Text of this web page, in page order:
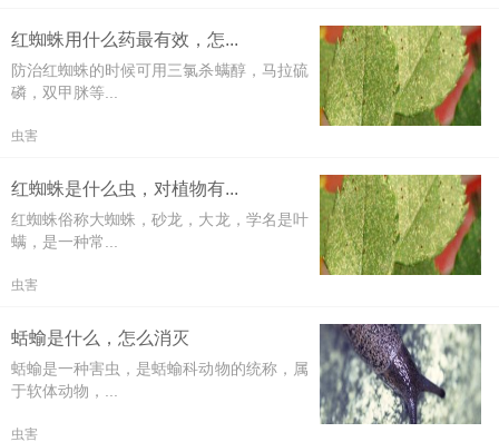
红蜘蛛用什么药最有效，怎...
防治红蜘蛛的时候可用三氯杀螨醇，马拉硫
磷，双甲脒等...
虫害
红蜘蛛是什么虫，对植物有...
红蜘蛛俗称大蜘蛛，砂龙，大龙，学名是叶
螨，是一种常...
虫害
蛞蝓是什么，怎么消灭
蛞蝓是一种害虫，是蛞蝓科动物的统称，属
于软体动物，...
虫害